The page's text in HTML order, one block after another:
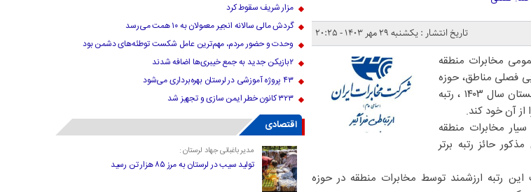
تاریخ انتشار : یکشنبه ۲۹ مهر ۱۴۰۳ - ۲۰:۲۵
مخابرات منطقه
فصلی مناطق، حوزه
ارتباطات سیار مخابرات منطقه لرستان توانست در فصل تابستان سال ۱۴۰۳ ، رتبه
مخابرات منطقه
حائز رتبه برتر
رتبه ارزشمند توسط مخابرات منطقه در حوزه
مزار شریف سقوط کرد
گردش مالی سالانه انجیر معمولان به ۱۰ همت می‌رسد
وحدت و حضور مردم، مهم‌ترین عامل شکست توطئه‌های دشمن بود
۲بازیکن جدید به جمع خیبری‌ها اضافه شدند
۴۳ پروژه آموزشی در لرستان بهره‌برداری می‌شود
۳۲۳ کانون خطر ایمن سازی و تجهیز شد
اقتصادی
مدیر باغبانی جهاد لرستان :
تولید سیب در لرستان به مرز ۸۵ هزار تن رسید